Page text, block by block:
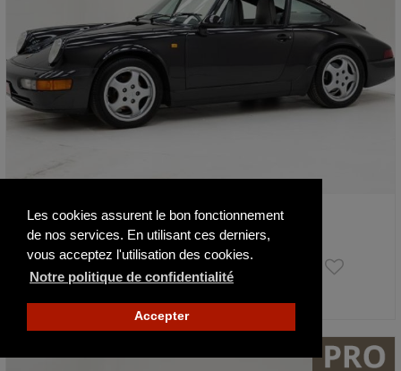
Les cookies assurent le bon fonctionnement
de nos services. En utilisant ces derniers,
vous acceptez l'utilisation des cookies.
Notre politique de confidentialité
Accepter
Porsche 964 911 Carrera 4 '92 CH029…
1992 114249 km
109 950 €
Actualisé il y a 2 jours